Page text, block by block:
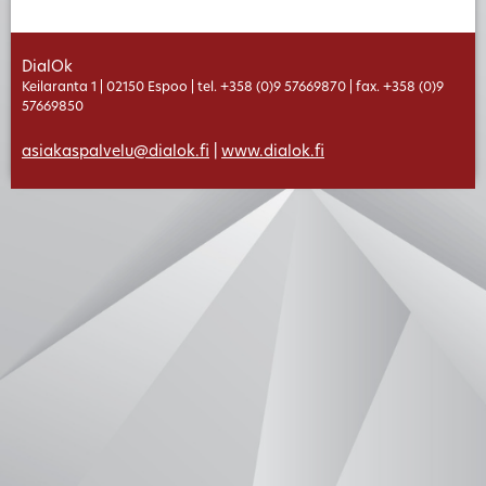
DialOk
Keilaranta 1 | 02150 Espoo | tel. +358 (0)9 57669870 | fax. +358 (0)9
57669850
asiakaspalvelu@dialok.fi www.dialok.fi